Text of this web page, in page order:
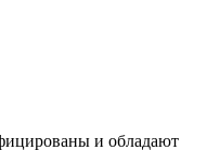
и обладают